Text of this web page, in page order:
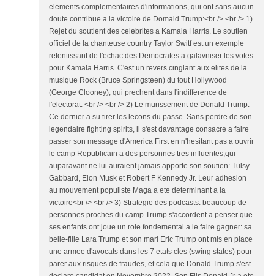
elements complementaires d'informations, qui ont sans aucun
doute contribue a la victoire de Domald Trump:<br /> <br /> 1)
Rejet du soutient des celebrites a Kamala Harris. Le soutien
officiel de la chanteuse country Taylor Switf est un exemple
retentissant de l'echac des Democrates a galavniser les votes
pour Kamala Harris. C'est un revers cinglant aux elites de la
musique Rock (Bruce Springsteen) du tout Hollywood
(George Clooney), qui prechent dans l'indifference de
l'electorat. <br /> <br /> 2) Le murissement de Donald Trump.
Ce dernier a su tirer les lecons du passe. Sans perdre de son
legendaire fighting spirits, il s'est davantage consacre a faire
passer son message d'America First en n'hesitant pas a ouvrir
le camp Republicain a des personnes tres influentes,qui
auparavant ne lui auraient jamais apporte son soutien: Tulsy
Gabbard, Elon Musk et Robert F Kennedy Jr. Leur adhesion
au mouvement populiste Maga a ete determinant a la
victoire<br /> <br /> 3) Strategie des podcasts: beaucoup de
personnes proches du camp Trump s'accordent a penser que
ses enfants ont joue un role fondemental a le faire gagner: sa
belle-fille Lara Trump et son mari Eric Trump ont mis en place
une armee d'avocats dans les 7 etats cles (swing states) pour
parer aux risques de fraudes, et cela que Donald Trump s'est